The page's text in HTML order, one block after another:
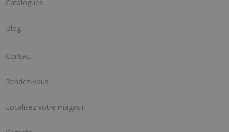
Catalogues
Blog
Contact
Rendez-vous
Localisez votre magasin